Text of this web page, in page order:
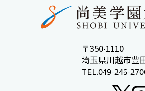
〒350-1110
埼玉県川越市豊
TEL.049-246-